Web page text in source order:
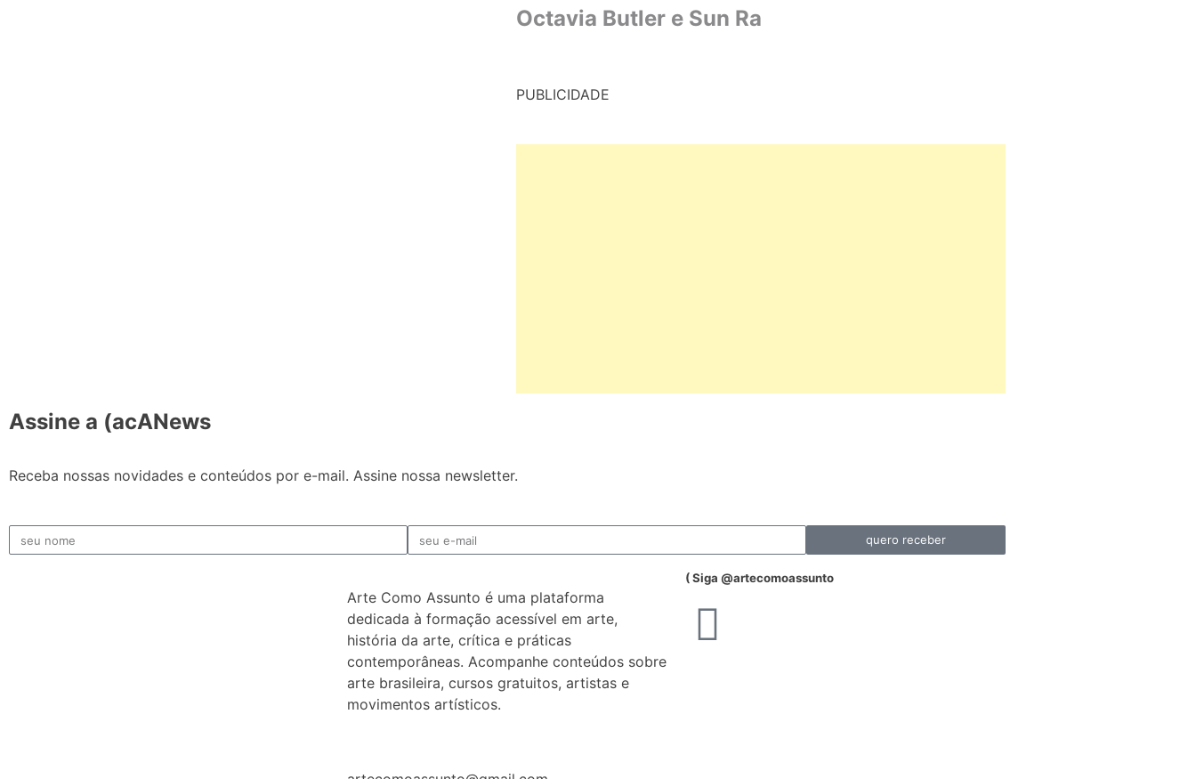
Octavia Butler e Sun Ra
PUBLICIDADE
Assine a (acANews
Receba nossas novidades e conteúdos por e-mail. Assine nossa newsletter.
quero receber
Arte Como Assunto é uma plataforma
dedicada à formação acessível em arte,
história da arte, crítica e práticas
contemporâneas. Acompanhe conteúdos sobre
arte brasileira, cursos gratuitos, artistas e
movimentos artísticos.
( Siga @artecomoassunto